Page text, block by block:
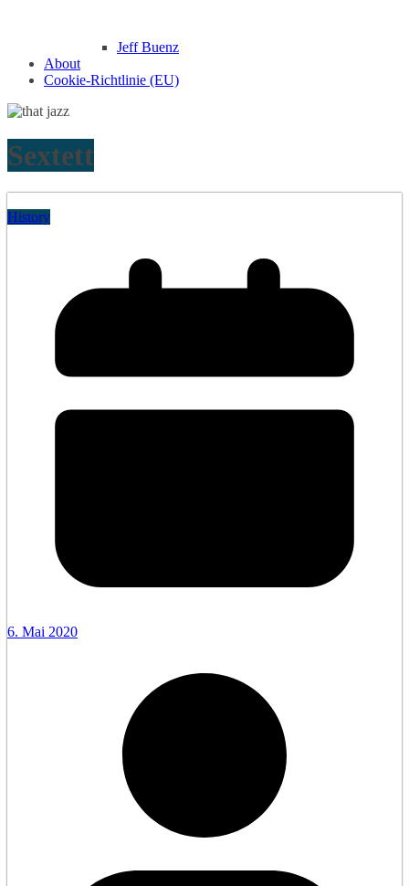
Jeff Buenz
About
Cookie-Richtlinie (EU)
Sextett
History
6. Mai 2020